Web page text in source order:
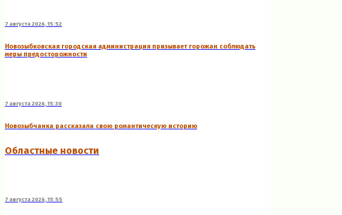
7 августа 2026, 15:52
Новозыбковская городская администрация призывает горожан соблюдать
меры предосторожности
7 августа 2026, 15:30
Новозыбчанка рассказала свою романтическую историю
Областные новости
7 августа 2026, 15:55